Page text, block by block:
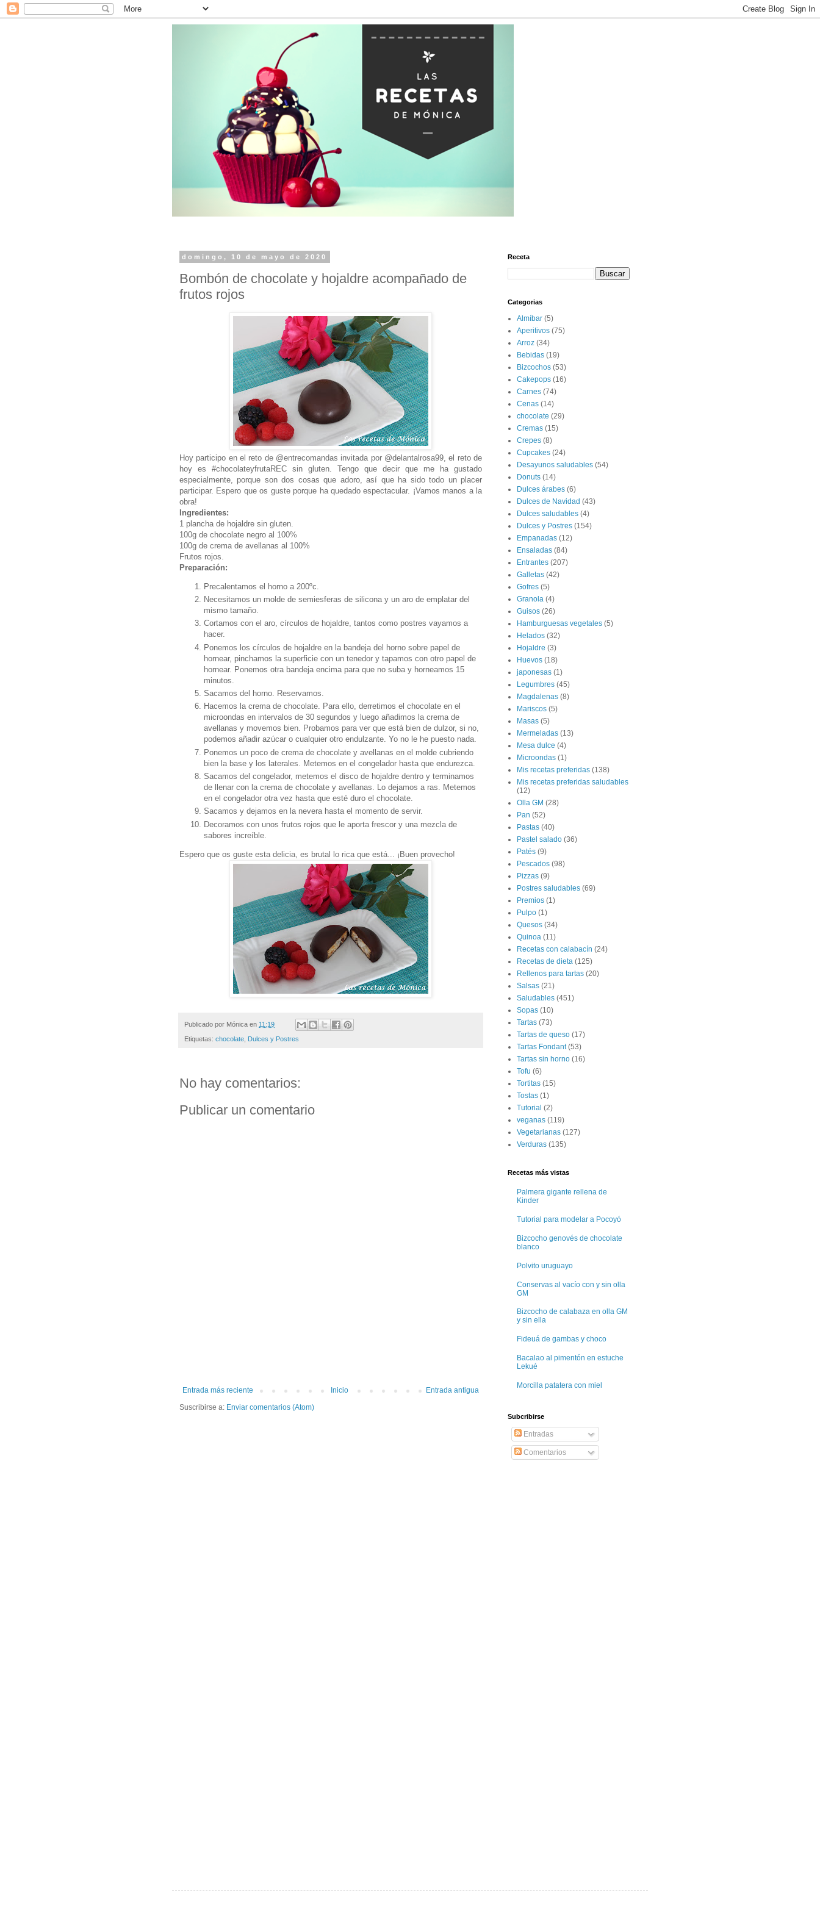
domingo, 10 de mayo de 2020
Bombón de chocolate y hojaldre acompañado de
frutos rojos
Hoy participo en el reto de @entrecomandas invitada por @delantalrosa99, el reto de
hoy es #chocolateyfrutaREC sin gluten. Tengo que decir que me ha gustado
especialmente, porque son dos cosas que adoro, así que ha sido todo un placer
participar. Espero que os guste porque ha quedado espectacular. ¡Vamos manos a la
obra!
Ingredientes:
1 plancha de hojaldre sin gluten.
100g de chocolate negro al 100%
100g de crema de avellanas al 100%
Frutos rojos.
Preparación:
Precalentamos el horno a 200ºc.
Necesitamos un molde de semiesferas de silicona y un aro de emplatar del
mismo tamaño.
Cortamos con el aro, círculos de hojaldre, tantos como postres vayamos a
hacer.
Ponemos los círculos de hojaldre en la bandeja del horno sobre papel de
hornear, pinchamos la superficie con un tenedor y tapamos con otro papel de
hornear. Ponemos otra bandeja encima para que no suba y horneamos 15
minutos.
Sacamos del horno. Reservamos.
Hacemos la crema de chocolate. Para ello, derretimos el chocolate en el
microondas en intervalos de 30 segundos y luego añadimos la crema de
avellanas y movemos bien. Probamos para ver que está bien de dulzor, si no,
podemos añadir azúcar o cualquier otro endulzante. Yo no le he puesto nada.
Ponemos un poco de crema de chocolate y avellanas en el molde cubriendo
bien la base y los laterales. Metemos en el congelador hasta que endurezca.
Sacamos del congelador, metemos el disco de hojaldre dentro y terminamos
de llenar con la crema de chocolate y avellanas. Lo dejamos a ras. Metemos
en el congelador otra vez hasta que esté duro el chocolate.
Sacamos y dejamos en la nevera hasta el momento de servir.
Decoramos con unos frutos rojos que le aporta frescor y una mezcla de
sabores increíble.
Espero que os guste esta delicia, es brutal lo rica que está... ¡Buen provecho!
Publicado por Mónica en 11:19
Etiquetas: chocolate Dulces y Postres
No hay comentarios:
Publicar un comentario
Entrada más reciente Entrada antigua
Inicio
Suscribirse a: Enviar comentarios (Atom)
Receta
Categorias
Almíbar (5)
Aperitivos (75)
Arroz (34)
Bebidas (19)
Bizcochos (53)
Cakepops (16)
Carnes (74)
Cenas (14)
chocolate (29)
Cremas (15)
Crepes (8)
Cupcakes (24)
Desayunos saludables (54)
Donuts (14)
Dulces árabes (6)
Dulces de Navidad (43)
Dulces saludables (4)
Dulces y Postres (154)
Empanadas (12)
Ensaladas (84)
Entrantes (207)
Galletas (42)
Gofres (5)
Granola (4)
Guisos (26)
Hamburguesas vegetales (5)
Helados (32)
Hojaldre (3)
Huevos (18)
japonesas (1)
Legumbres (45)
Magdalenas (8)
Mariscos (5)
Masas (5)
Mermeladas (13)
Mesa dulce (4)
Microondas (1)
Mis recetas preferidas (138)
Mis recetas preferidas saludables
(12)
Olla GM (28)
Pan (52)
Pastas (40)
Pastel salado (36)
Patés (9)
Pescados (98)
Pizzas (9)
Postres saludables (69)
Premios (1)
Pulpo (1)
Quesos (34)
Quinoa (11)
Recetas con calabacín (24)
Recetas de dieta (125)
Rellenos para tartas (20)
Salsas (21)
Saludables (451)
Sopas (10)
Tartas (73)
Tartas de queso (17)
Tartas Fondant (53)
Tartas sin horno (16)
Tofu (6)
Tortitas (15)
Tostas (1)
Tutorial (2)
veganas (119)
Vegetarianas (127)
Verduras (135)
Recetas más vistas
Palmera gigante rellena de
Kinder
Tutorial para modelar a Pocoyó
Bizcocho genovés de chocolate
blanco
Polvito uruguayo
Conservas al vacío con y sin olla
GM
Bizcocho de calabaza en olla GM
y sin ella
Fideuá de gambas y choco
Bacalao al pimentón en estuche
Lekué
Morcilla patatera con miel
Subcribirse
Entradas
Comentarios